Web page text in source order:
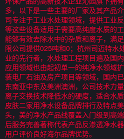
多，以下是一些主要的厂家及其产品
司专注于工业水处理领域，提供工业
等这些设备适用于需要高纯度水质的
能够有效去除水中的杂质和离子，满
限公司提供025吨和0；杭州司迈特水
业的先行者，水处理工程项目遍及国
应用领域也由起初单一的纯净水领域
装电厂石油及房产项目等领域，国内
东南亚中东及美洲澳洲，公司技术力
离子交换技术降低水的硬度，适合水
皮肤二家用净水设备品牌排行及特点
头，美的净水产品线覆盖入门级到高
后服务完善著称代表产品反渗透净水
用户评价良好海尔品牌优势。